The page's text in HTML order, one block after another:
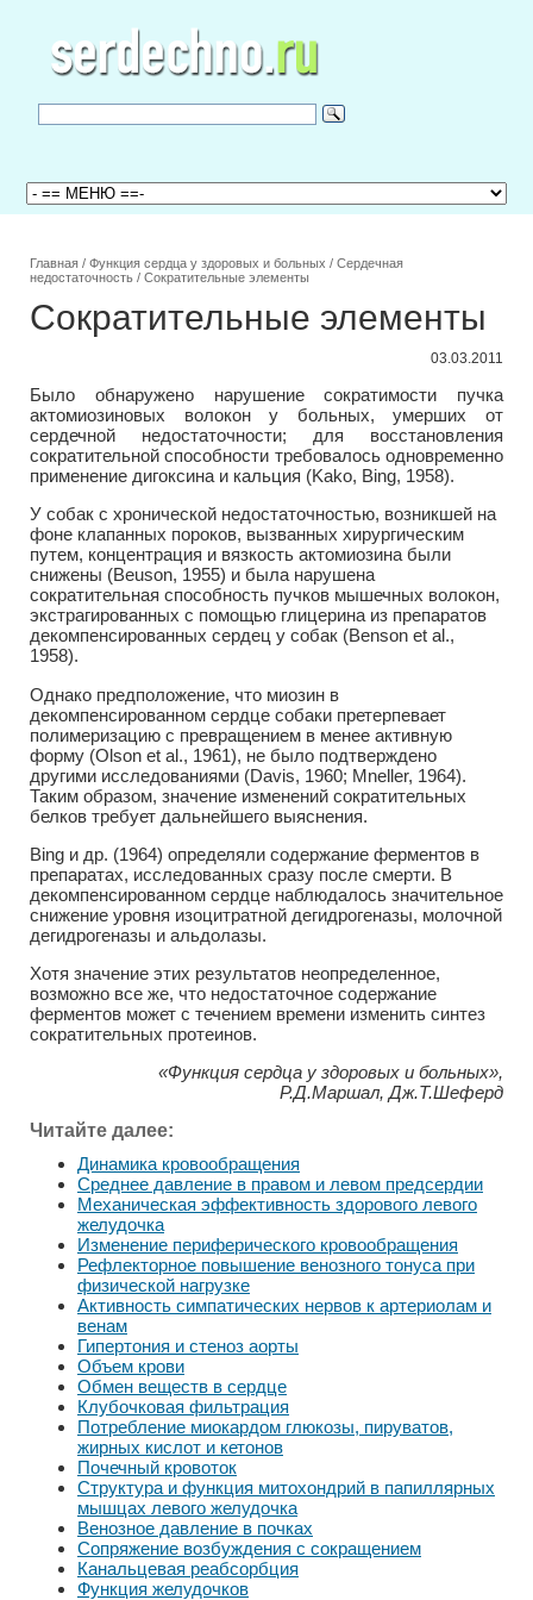
Главная / Функция сердца у здоровых и больных / Сердечная
недостаточность / Сократительные элементы
Сократительные элементы
03.03.2011
Было обнаружено нарушение сократимости пучка
актомиозиновых волокон у больных, умерших от
сердечной недостаточности; для восстановления
сократительной способности требовалось одновременно
применение дигоксина и кальция (Kako, Bing, 1958).
У собак с хронической недостаточностью, возникшей на
фоне клапанных пороков, вызванных хирургическим
путем, концентрация и вязкость актомиозина были
снижены (Beuson, 1955) и была нарушена
сократительная способность пучков мышечных волокон,
экстрагированных с помощью глицерина из препаратов
декомпенсированных сердец у собак (Benson et al.,
1958).
Однако предположение, что миозин в
декомпенсированном сердце собаки претерпевает
полимеризацию с превращением в менее активную
форму (Olson et al., 1961), не было подтверждено
другими исследованиями (Davis, 1960; Mneller, 1964).
Таким образом, значение изменений сократительных
белков требует дальнейшего выяснения.
Bing и др. (1964) определяли содержание ферментов в
препаратах, исследованных сразу после смерти. В
декомпенсированном сердце наблюдалось значительное
снижение уровня изоцитратной дегидрогеназы, молочной
дегидрогеназы и альдолазы.
Хотя значение этих результатов неопределенное,
возможно все же, что недостаточное содержание
ферментов может с течением времени изменить синтез
сократительных протеинов.
«Функция сердца у здоровых и больных»,
Р.Д.Маршал, Дж.Т.Шеферд
Читайте далее:
Динамика кровообращения
Среднее давление в правом и левом предсердии
Механическая эффективность здорового левого
желудочка
Изменение периферического кровообращения
Рефлекторное повышение венозного тонуса при
физической нагрузке
Активность симпатических нервов к артериолам и
венам
Гипертония и стеноз аорты
Объем крови
Обмен веществ в сердце
Клубочковая фильтрация
Потребление миокардом глюкозы, пируватов,
жирных кислот и кетонов
Почечный кровоток
Структура и функция митохондрий в папиллярных
мышцах левого желудочка
Венозное давление в почках
Сопряжение возбуждения с сокращением
Канальцевая реабсорбция
Функция желудочков